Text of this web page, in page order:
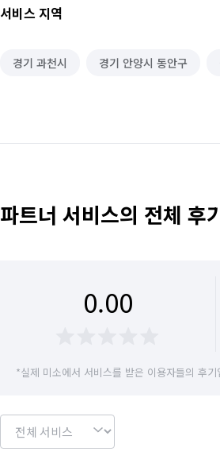
서비스 지역
경기 과천시 경기 안양시 동안구
파트너 서비스의 전체 후
0.00
*실제 미소에서 서비스를 받은 이용자들의 후기